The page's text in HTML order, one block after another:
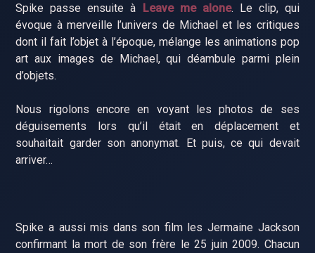
Spike passe ensuite à Leave me alone. Le clip, qui
évoque à merveille l’univers de Michael et les critiques
dont il fait l’objet à l’époque, mélange les animations pop
art aux images de Michael, qui déambule parmi plein
d’objets.
Nous rigolons encore en voyant les photos de ses
déguisements lors qu’il était en déplacement et
souhaitait garder son anonymat. Et puis, ce qui devait
arriver…
Spike a aussi mis dans son film les Jermaine Jackson
confirmant la mort de son frère le 25 juin 2009. Chacun